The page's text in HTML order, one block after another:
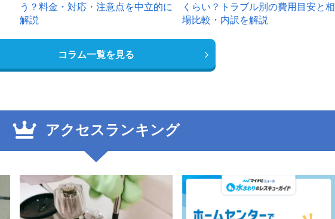
う？料金・対応・注意点を中立的に
解説
くらい？トラブル別の費用目安と相
場比較・内訳を解説
コラム一覧を見る
アクセスランキング
2